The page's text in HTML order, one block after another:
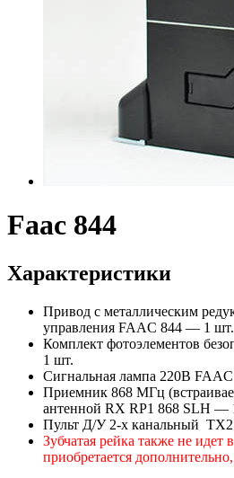
Faac 844
Характеристики
Привод с металлическим
управления FAAC 844 — 1 шт.
Комплект фотоэлементов
1 шт.
Сигнальная лампа 220В
Приемник 868 МГц
антенной RX RP1 868 SLH —
Пульт Д/У 2-х канальный
Зубчатая рейка также не идет
приобретается